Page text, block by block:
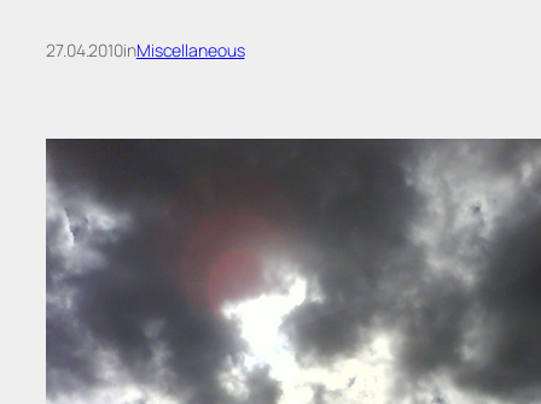
27.04.2010inMiscellaneous